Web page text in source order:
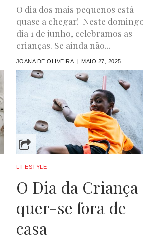
O dia dos mais pequenos está
quase a chegar! Neste
dia 1 de junho, celebramos as
crianças. Se ainda não...
JOANA DE OLIVEIRA MAIO 27, 2025
LIFESTYLE
O Dia da Criança
quer-se fora de
casa